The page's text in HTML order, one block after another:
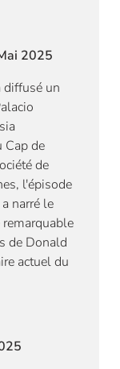
2025
diffusé un
Cap de
de
l'épisode
narré le
de Donald
actuel du